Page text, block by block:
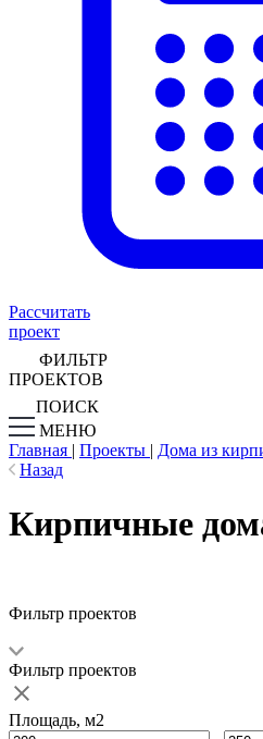
Рассчитать
проект
ФИЛЬТР
ПРОЕКТОВ
ПОИСК
МЕНЮ
Главная | Проекты | Дома из
Назад
Кирпичные
Фильтр проектов
Фильтр проектов
Площадь, м2